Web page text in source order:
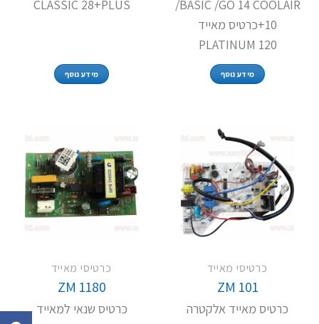
/BASIC /GO 14 COOLAIR
10+כרטיס מאייד
PLATINUM 120
מידע נוסף
CLASSIC 28+PLUS
מידע נוסף
כרטיסי מאייד
ZM 101
כרטיס מאייד אלקטרה
כרטיסי מאייד
ZM 1180
כרטיס שנאי למאייד